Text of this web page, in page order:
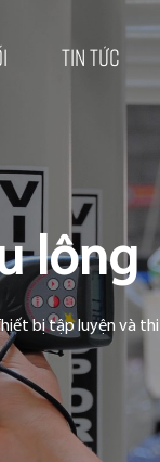
Tin tức
lông
bị tập luyện và